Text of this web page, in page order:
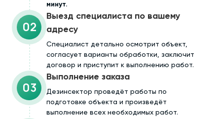
минут.
02
Выезд специалиста по вашему
адресу
Cпециалист детально осмотрит объект,
согласует варианты обработки, заключит
договор и приступит к выполнению работ.
03
Выполнение заказа
Дезинсектор проведёт работы по
подготовке объекта и произведёт
выполнение всех необходимых работ.